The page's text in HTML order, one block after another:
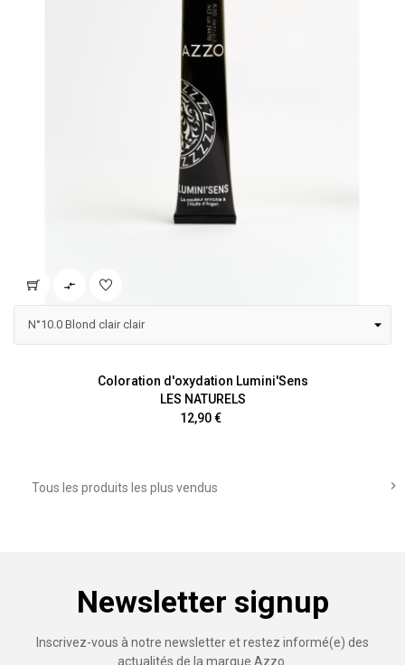

Coloration d'oxydation Lumini'Sens
LES NATURELS
Prix
12,90 €
Tous les produits les plus vendus 
Newsletter signup
Inscrivez-vous à notre newsletter et restez informé(e) des
actualités de la marque Azzo.